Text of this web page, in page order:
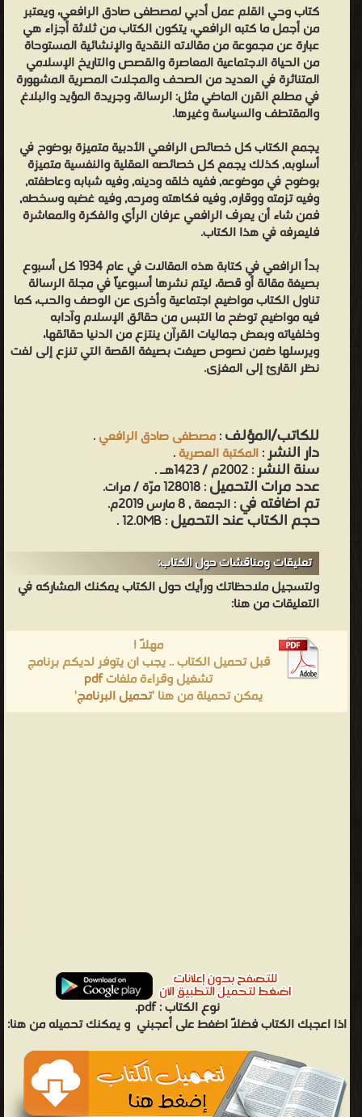
كتاب وحي القلم عمل أدبي لمصطفى صادق الرافعي، ويعتبر
من أجمل ما كتبه الرافعي، يتكون الكتاب من ثلاثة أجزاء هي
عبارة عن مجموعة من مقالاته النقدية والإنشائية المستوحاة
من الحياة الاجتماعية المعاصرة والقصص والتاريخ الإسلامي
المتناثرة في العديد من الصحف والمجلات المصرية المشهورة
في مطلع القرن الماضي مثل: الرسالة، وجريدة المؤيد والبلاغ
والمقتطف والسياسة وغيرها.
يجمع الكتاب كل خصائص الرافعي الأدبية متميزة بوضوح في
أسلوبه, كذلك يجمع كل خصائصه العقلية والنفسية متميزة
بوضوح في موضوعه, ففيه خلقه ودينه, وفيه شبابه وعاطفته,
وفيه تزمته ووقاره, وفيه فكاهته ومرحه, وفيه غضبه وسخطه,
فمن شاء أن يعرف الرافعي عرفان الرأي والفكرة والمعاشرة
فليعرفه في هذا الكتاب.
بدأ الرافعي في كتابة هذه المقالات في عام 1934 كل أسبوع
بصيغة مقالة أو قصة، ليتم نشرها أسبوعياً في مجلة الرسالة
تناول الكتاب مواضيع اجتماعية وأخرى عن الوصف والحب، كما
فيه مواضيع توضح ما التبس من حقائق الإسلام وآدابه
وخلفياته وبعض جماليات القرآن ينتزع من الدنيا حقائقها،
ويرسلها ضمن نصوص صيغت بصيغة القصة التي تنزع إلى لفت
نظر القارئ إلى المغزى.
للكاتب/المؤلف:مصطفى صادق الرافعي.
دار النشر:المكتبة العصرية.
سنة النشر: 2002م / 1423هـ .
عدد مرات التحميل: 128018 مرّة / مرات.
تم اضافته في: الجمعة , 8 مارس 2019م.
حجم الكتاب عند التحميل: 12.0MB .
تعليقات ومناقشات حول الكتاب:
ولتسجيل ملاحظاتك ورأيك حول الكتاب يمكنك المشاركه في
التعليقات من هنا:
مهلاً !
قبل تحميل الكتاب .. يجب ان يتوفر لديكم برنامج
تشغيل وقراءة ملفاتpdf
يمكن تحميلة من هنا 'تحميل البرنامج'
نوع الكتاب :pdf.
اذا اعجبك الكتاب فضلاً اضغط على أعجبني و يمكنك تحميله من هنا: